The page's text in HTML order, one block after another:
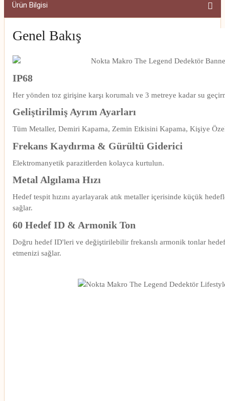
Ürün Bilgisi
Genel Bakış
IP68
Her yönden toz girişine karşı korumalı ve 3 metreye kadar su
Geliştirilmiş Ayrım Ayarları
Tüm Metaller, Demiri Kapama, Zemin Etkisini Kapama, Kişiye
Frekans Kaydırma & Gürültü Giderici
Elektromanyetik parazitlerden kolayca kurtulun.
Metal Algılama Hızı
Hedef tespit hızını ayarlayarak atık metaller içerisinde küçük
sağlar.
60 Hedef ID & Armonik Ton
Doğru hedef ID'leri ve değiştirilebilir frekanslı armonik tonlar
etmenizi sağlar.